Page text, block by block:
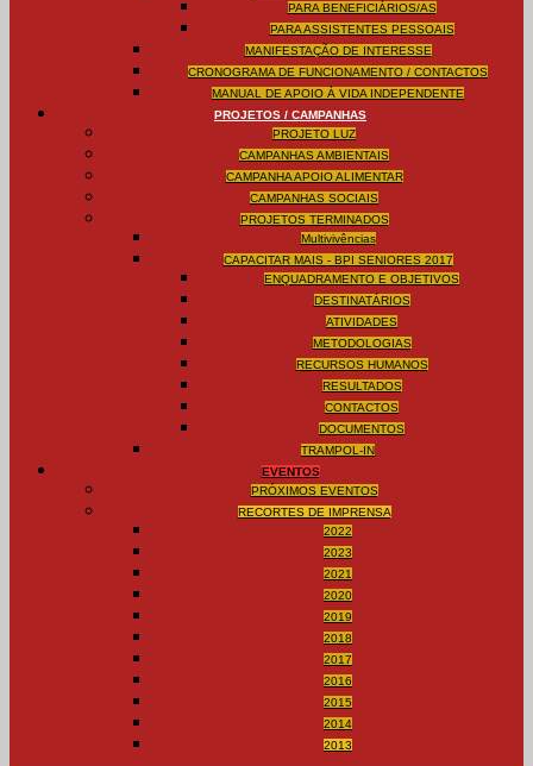
PARA BENEFICIÁRIOS/AS
PARA ASSISTENTES PESSOAIS
MANIFESTAÇÃO DE INTERESSE
CRONOGRAMA DE FUNCIONAMENTO / CONTACTOS
MANUAL DE APOIO À VIDA INDEPENDENTE
PROJETOS / CAMPANHAS
PROJETO LUZ
CAMPANHAS AMBIENTAIS
CAMPANHA APOIO ALIMENTAR
CAMPANHAS SOCIAIS
PROJETOS TERMINADOS
Multivivências
CAPACITAR MAIS - BPI SENIORES 2017
ENQUADRAMENTO E OBJETIVOS
DESTINATÁRIOS
ATIVIDADES
METODOLOGIAS
RECURSOS HUMANOS
RESULTADOS
CONTACTOS
DOCUMENTOS
TRAMPOL-IN
EVENTOS
PRÓXIMOS EVENTOS
RECORTES DE IMPRENSA
2022
2023
2021
2020
2019
2018
2017
2016
2015
2014
2013